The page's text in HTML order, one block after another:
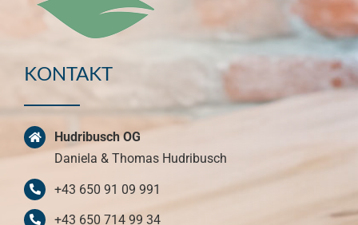
KONTAKT
Hudribusch OG
Daniela & Thomas Hudribusch
+43 650 91 09 991
+43 650 714 99 34